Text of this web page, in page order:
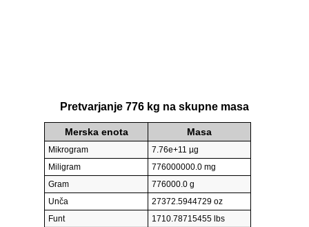
Pretvarjanje 776 kg na skupne masa
Merska enota Masa
Mikrogram
7.76e+11 µg
Miligram
776000000.0 mg
Gram
776000.0 g
Unča
27372.5944729 oz
Funt
1710.78715455 lbs